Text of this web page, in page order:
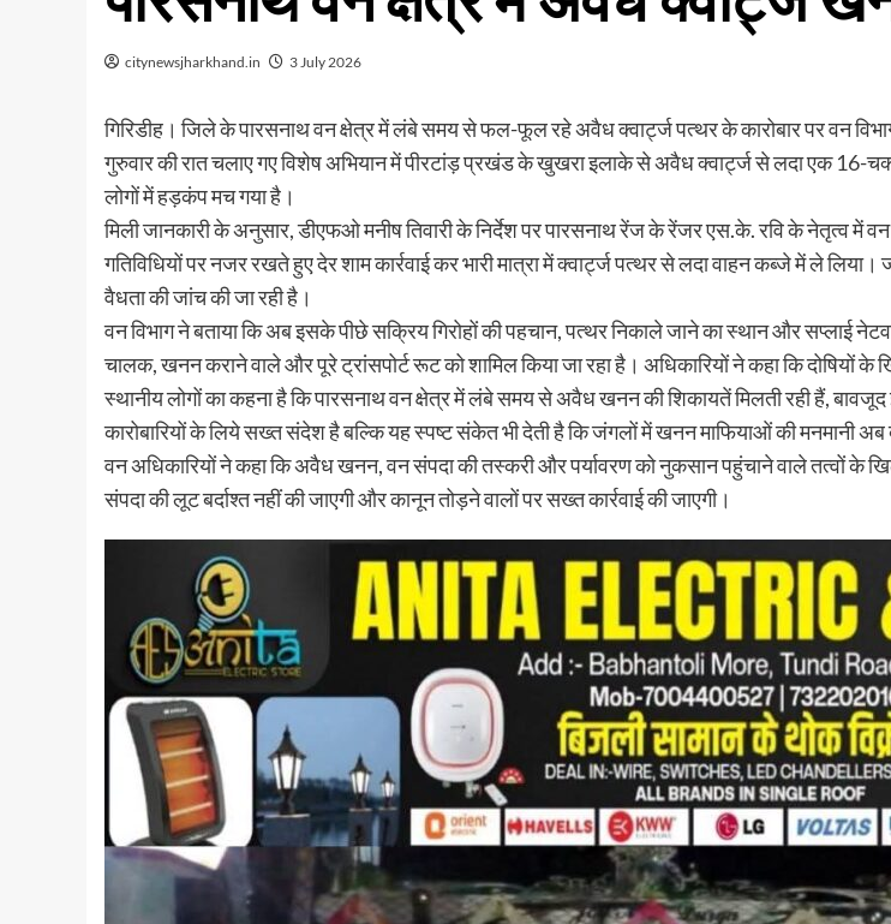
citynewsjharkhand.in 3 July 2026
गिरिडीह। जिले के पारसनाथ वन क्षेत्र में लंबे समय से फल-फूल रहे अवैध क्वार्ट्ज पत्थर के कारोबार पर वन
गुरुवार की रात चलाए गए विशेष अभियान में पीरटांड़ प्रखंड के खुखरा इलाके से अवैध क्वार्ट्ज से लदा एक 16-
लोगों में हड़कंप मच गया है।
मिली जानकारी के अनुसार, डीएफओ मनीष तिवारी के निर्देश पर पारसनाथ रेंज के रेंजर एस.के. रवि के नेतृत्व में वन
गतिविधियों पर नजर रखते हुए देर शाम कार्रवाई कर भारी मात्रा में क्वार्ट्ज पत्थर से लदा वाहन कब्जे में ले
वैधता की जांच की जा रही है।
वन विभाग ने बताया कि अब इसके पीछे सक्रिय गिरोहों की पहचान, पत्थर निकाले जाने का स्थान और सप्लाई
चालक, खनन कराने वाले और पूरे ट्रांसपोर्ट रूट को शामिल किया जा रहा है। अधिकारियों ने कहा कि दोषियों
स्थानीय लोगों का कहना है कि पारसनाथ वन क्षेत्र में लंबे समय से अवैध खनन की शिकायतें मिलती रही हैं,
कारोबारियों के लिये सख्त संदेश है बल्कि यह स्पष्ट संकेत भी देती है कि जंगलों में खनन माफियाओं की मनमानी अब
वन अधिकारियों ने कहा कि अवैध खनन, वन संपदा की तस्करी और पर्यावरण को नुकसान पहुंचाने वाले तत्वों के
संपदा की लूट बर्दाश्त नहीं की जाएगी और कानून तोड़ने वालों पर सख्त कार्रवाई की जाएगी।